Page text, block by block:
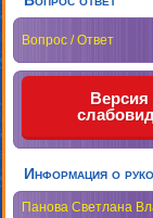
Вопрос / Ответ
Версия
Информация о
Панова Светлана